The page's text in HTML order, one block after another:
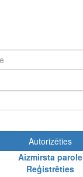
Autorizēties
Aizmirsta parole
Reģistrēties